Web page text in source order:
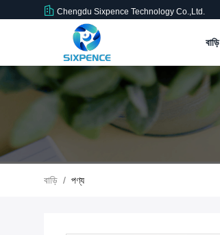
Chengdu Sixpence Technology Co.,Ltd.
বাড়ি
বাড়ি / পণ্য